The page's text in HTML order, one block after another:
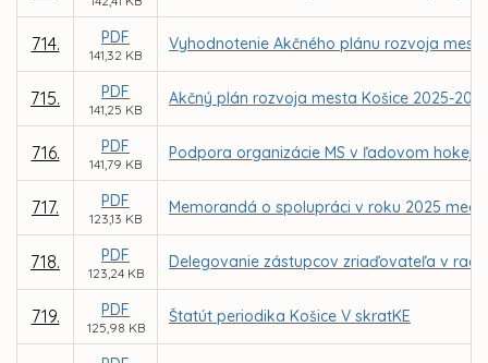
714. PDF
141,32 KB
Vyhodnotenie Akčného plánu rozvoja
715. PDF
141,25 KB
Akčný plán rozvoja mesta Košice 2025-2027
716. PDF
141,79 KB
Podpora organizácie MS v ľadovom hokeji
717. PDF
123,13 KB
Memorandá o spolupráci v roku 2025
718. PDF
123,24 KB
Delegovanie zástupcov zriaďovateľa v
719. PDF
125,98 KB
Štatút periodika Košice V skratKE